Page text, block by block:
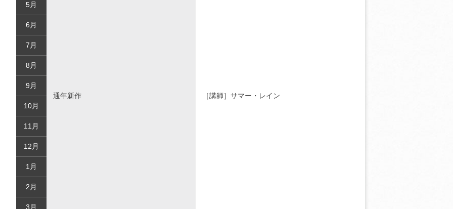
通年新作 ［講師］サマー・レイン
5月
6月
7月
8月
9月
10月
11月
12月
1月
2月
3月